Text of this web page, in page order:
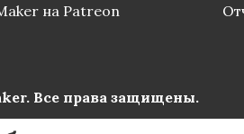
на Patreon
Все права защищены.